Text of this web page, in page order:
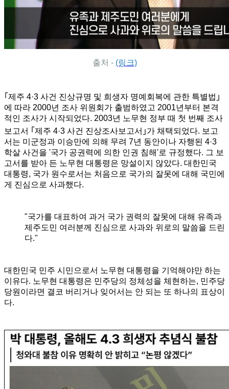
출처 - (링크)
｢ 제주 4·3 사건 진상규명 및 희생자 명예회복에 관한 특별법 ｣
에 따라 2000년 조사 위원회가 출범하였고 2001년부터 본격
적인 조사가 시작되었다. 2003년 노무현 정부 때 첫 번째 조사
보고서 ｢ 제주 4·3 사건 진상조사보고서 ｣가 채택되었다. 보고
서는 미군정과 이승만에 의해 무려 7년 동안이나 자행된 4·3
학살 사건을 '국가 공권력에 의한 인권 침해'로 규정했다. 그 보
고서를 받아 든 노무현 대통령은 망설이지 않았다. 대한민국
대통령, 국가 원수로서는 처음으로 국가의 잘못에 대해 국민에
게 진심으로 사과했다.
"국가를 대표하여 과거 국가 권력의 잘못에 대해 유족과
제주도민 여러분께 진심으로 사과와 위로의 말씀을 드린
다."
대한민국 민주 시민으로서 노무현 대통령을 기억해야만 하는
이유다. 노무현 대통령은 민주당의 정체성을 체현하는, 민주당
당원이라면 결코 버리거나 잊어서는 안 되는 또 하나의 표상이
다.